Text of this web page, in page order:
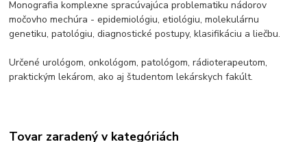
Monografia komplexne spracúvajúca problematiku nádorov
močovho mechúra - epidemiológiu, etiológiu, molekulárnu
genetiku, patológiu, diagnostické postupy, klasifikáciu a liečbu.
Určené urológom, onkológom, patológom, rádioterapeutom,
praktickým lekárom, ako aj študentom lekárskych fakúlt.
Tovar zaradený v kategóriách